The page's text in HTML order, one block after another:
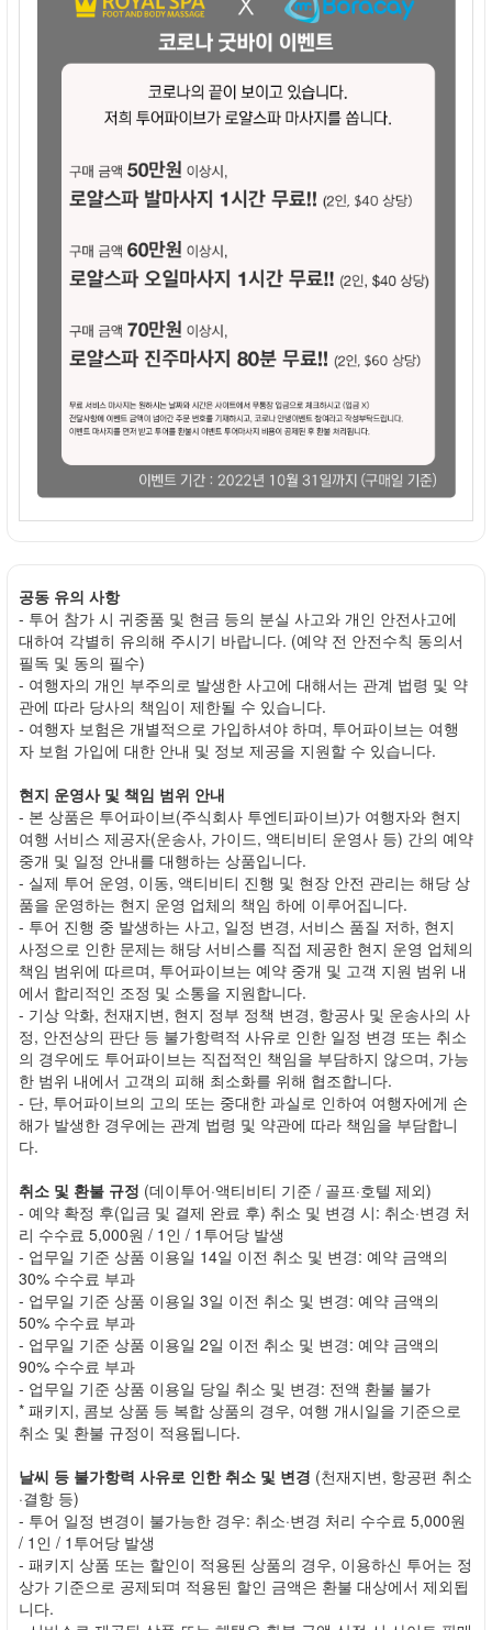
공동 유의 사항
- 투어 참가 시 귀중품 및 현금 등의 분실 사고와 개인 안전사고에
대하여 각별히 유의해 주시기 바랍니다. (예약 전 안전수칙 동의서
필독 및 동의 필수)
- 여행자의 개인 부주의로 발생한 사고에 대해서는 관계 법령 및 약
관에 따라 당사의 책임이 제한될 수 있습니다.
- 여행자 보험은 개별적으로 가입하셔야 하며, 투어파이브는 여행
자 보험 가입에 대한 안내 및 정보 제공을 지원할 수 있습니다.
현지 운영사 및 책임 범위 안내
- 본 상품은 투어파이브(주식회사 투엔티파이브)가 여행자와 현지
여행 서비스 제공자(운송사, 가이드, 액티비티 운영사 등) 간의 예약
중개 및 일정 안내를 대행하는 상품입니다.
- 실제 투어 운영, 이동, 액티비티 진행 및 현장 안전 관리는 해당 상
품을 운영하는 현지 운영 업체의 책임 하에 이루어집니다.
- 투어 진행 중 발생하는 사고, 일정 변경, 서비스 품질 저하, 현지
사정으로 인한 문제는 해당 서비스를 직접 제공한 현지 운영 업체의
책임 범위에 따르며, 투어파이브는 예약 중개 및 고객 지원 범위 내
에서 합리적인 조정 및 소통을 지원합니다.
- 기상 악화, 천재지변, 현지 정부 정책 변경, 항공사 및 운송사의 사
정, 안전상의 판단 등 불가항력적 사유로 인한 일정 변경 또는 취소
의 경우에도 투어파이브는 직접적인 책임을 부담하지 않으며, 가능
한 범위 내에서 고객의 피해 최소화를 위해 협조합니다.
- 단, 투어파이브의 고의 또는 중대한 과실로 인하여 여행자에게 손
해가 발생한 경우에는 관계 법령 및 약관에 따라 책임을 부담합니
다.
취소 및 환불 규정 (데이투어·액티비티 기준 / 골프·호텔 제외)
- 예약 확정 후(입금 및 결제 완료 후) 취소 및 변경 시: 취소·변경 처
리 수수료 5,000원 / 1인 / 1투어당 발생
- 업무일 기준 상품 이용일 14일 이전 취소 및 변경: 예약 금액의
30% 수수료 부과
- 업무일 기준 상품 이용일 3일 이전 취소 및 변경: 예약 금액의
50% 수수료 부과
- 업무일 기준 상품 이용일 2일 이전 취소 및 변경: 예약 금액의
90% 수수료 부과
- 업무일 기준 상품 이용일 당일 취소 및 변경: 전액 환불 불가
* 패키지, 콤보 상품 등 복합 상품의 경우, 여행 개시일을 기준으로
취소 및 환불 규정이 적용됩니다.
날씨 등 불가항력 사유로 인한 취소 및 변경 (천재지변, 항공편 취소
·결항 등)
- 투어 일정 변경이 불가능한 경우: 취소·변경 처리 수수료 5,000원
/ 1인 / 1투어당 발생
- 패키지 상품 또는 할인이 적용된 상품의 경우, 이용하신 투어는 정
상가 기준으로 공제되며 적용된 할인 금액은 환불 대상에서 제외됩
니다.